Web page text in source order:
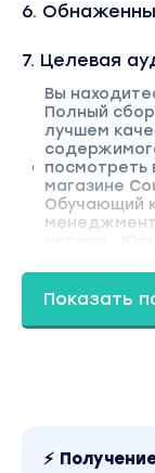
6.
7. Целевая
Вы
Полный
лучшем
посмотреть
магазине
Обучающий
Показать
⚡